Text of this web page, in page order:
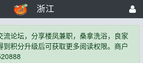
浙江
流论坛，分享楼凤兼职，桑拿洗浴，良家
到积分升级后可获取更多阅读权限。商户